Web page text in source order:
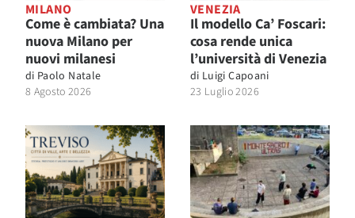
MILANO
Come è cambiata? Una
nuova Milano per
nuovi milanesi
di Paolo Natale
8 Agosto 2026
VENEZIA
Il modello Ca’ Foscari:
cosa rende unica
l’università di Venezia
di Luigi Capoani
23 Luglio 2026